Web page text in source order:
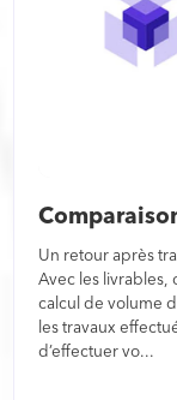
Un retour après
Avec les
calcul de volume
les travaux
d’effectuer vo...